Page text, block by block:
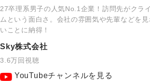
27卒理系男子の人気No.1企業！訪問先がクラ
ムという面白さ。会社の雰囲気や先輩などを
いことに納得！
Sky株式会社
3.6万回視聴
YouTubeチャンネルを見る